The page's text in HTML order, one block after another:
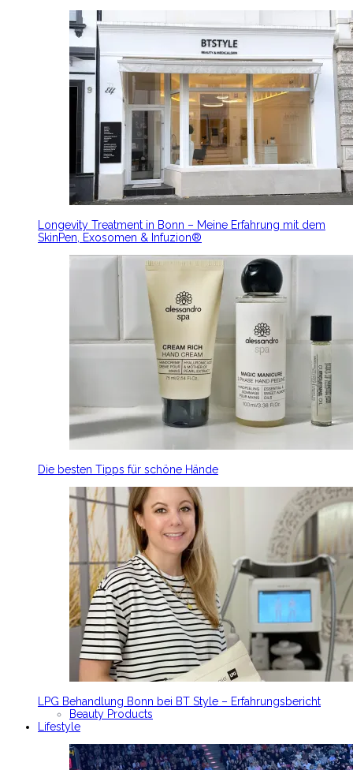
Longevity Treatment in Bonn – Meine Erfahrung mit dem
SkinPen, Exosomen & Infuzion®
Die besten Tipps für schöne Hände
LPG Behandlung Bonn bei BT Style – Erfahrungsbericht
Beauty Products
Lifestyle